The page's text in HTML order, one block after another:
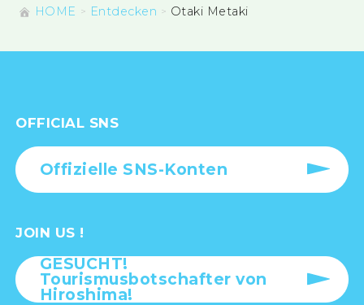
HOME Entdecken Otaki Metaki
OFFICIAL SNS
Offizielle SNS-Konten
JOIN US !
GESUCHT!
Tourismusbotschafter von
Hiroshima!